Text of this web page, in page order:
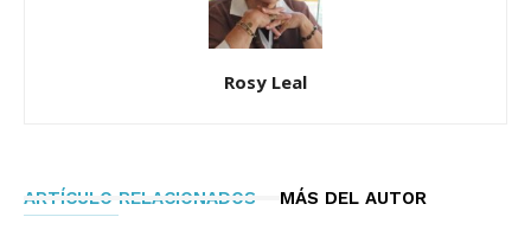
Rosy Leal
ARTÍCULO RELACIONADOS MÁS DEL AUTOR